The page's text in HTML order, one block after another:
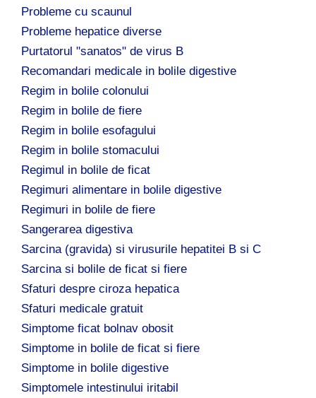
Probleme cu scaunul
Probleme hepatice diverse
Purtatorul "sanatos" de virus B
Recomandari medicale in bolile digestive
Regim in bolile colonului
Regim in bolile de fiere
Regim in bolile esofagului
Regim in bolile stomacului
Regimul in bolile de ficat
Regimuri alimentare in bolile digestive
Regimuri in bolile de fiere
Sangerarea digestiva
Sarcina (gravida) si virusurile hepatitei B si C
Sarcina si bolile de ficat si fiere
Sfaturi despre ciroza hepatica
Sfaturi medicale gratuit
Simptome ficat bolnav obosit
Simptome in bolile de ficat si fiere
Simptome in bolile digestive
Simptomele intestinului iritabil